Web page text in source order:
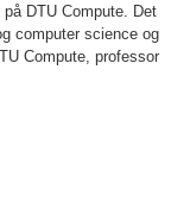
DTU Compute. Det
computer science og
Compute, professor